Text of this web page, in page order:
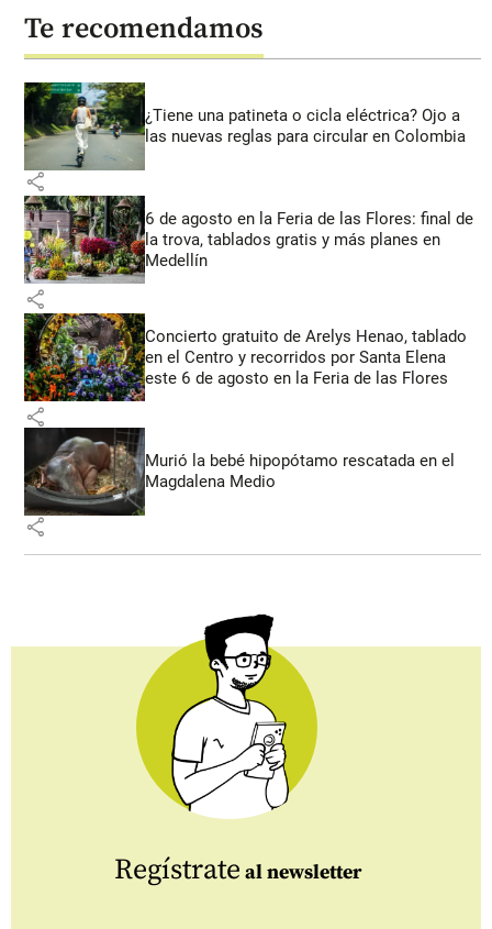
Te recomendamos
¿Tiene una patineta o cicla eléctrica? Ojo a
las nuevas reglas para circular en Colombia
share
6 de agosto en la Feria de las Flores: final de
la trova, tablados gratis y más planes en
Medellín
share
Concierto gratuito de Arelys Henao, tablado
en el Centro y recorridos por Santa Elena
este 6 de agosto en la Feria de las Flores
share
Murió la bebé hipopótamo rescatada en el
Magdalena Medio
share
Regístrate al newsletter